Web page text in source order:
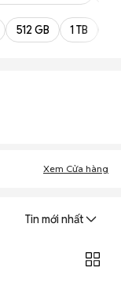
512 GB 1 TB
Xem Cửa hàng
Tin mới nhất